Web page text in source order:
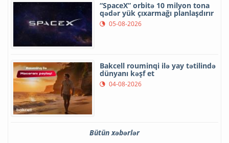
“SpaceX” orbitə 10 milyon tona
qədər yük çıxarmağı planlaşdırır
05-08-2026
Bakcell rouminqi ilə yay tətilində
dünyanı kəşf et
04-08-2026
Bütün xəbərlər